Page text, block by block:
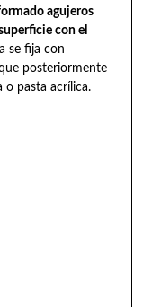
agujeros
con el
se fija con
posteriormente
o pasta acrílica.